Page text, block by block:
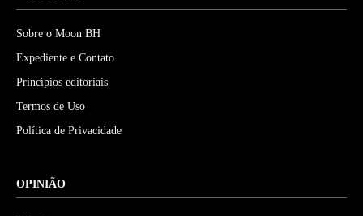
Sobre o Moon BH
Expediente e Contato
Princípios editoriais
Termos de Uso
Política de Privacidade
OPINIÃO